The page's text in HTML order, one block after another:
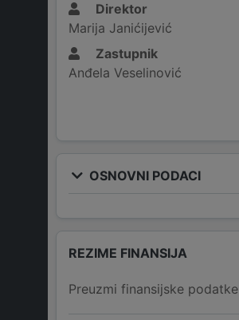
Direktor
Marija Janićijević
Zastupnik
Anđela Veselinović
OSNOVNI PODACI
REZIME FINANSIJA
Preuzmi finansijske podatke